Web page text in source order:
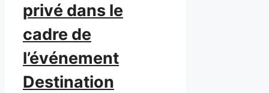
privé dans le
cadre de
l’événement
Destination